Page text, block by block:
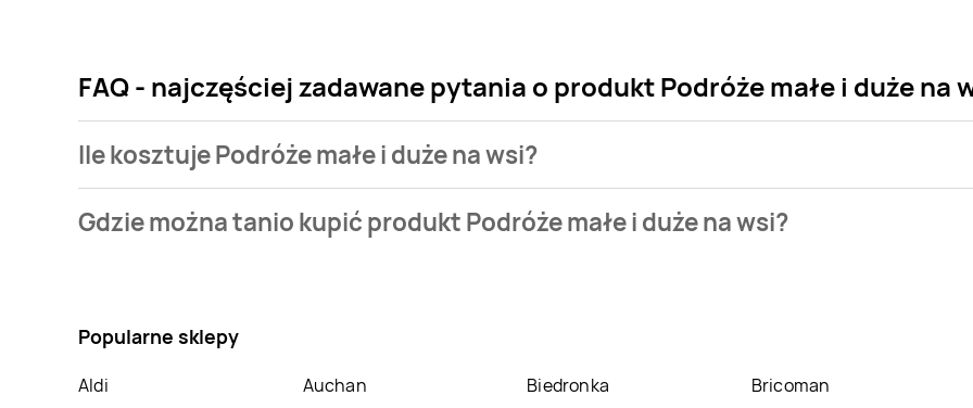
FAQ - najczęściej zadawane pytania o produkt Podróże małe i duże na
Ile kosztuje Podróże małe i duże na wsi?
i duże na wsi kosztuje od 19,99 zł.
Gdzie można tanio kupić produkt Podróże małe i duże na wsi?
Popularne sklepy
Aldi Auchan Biedronka Bricoman